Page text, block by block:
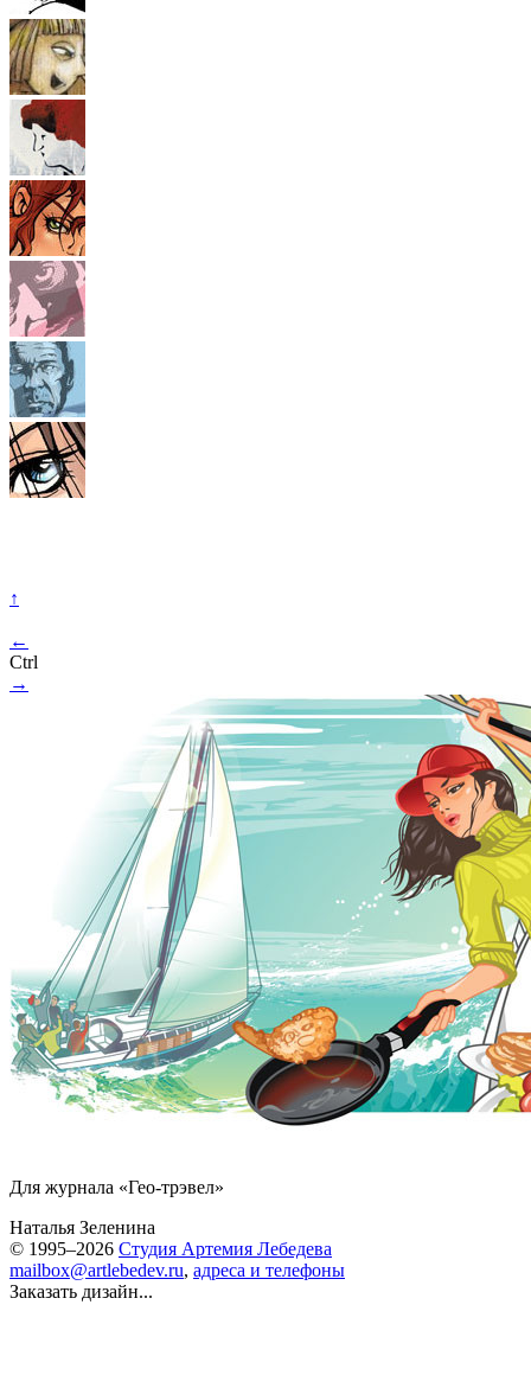
↑
←
Ctrl
→
Для журнала «Гео-трэвел»
Наталья Зеленина
© 1995–2026 Студия Артемия Лебедева
mailbox@artlebedev.ru, адреса и телефоны
Заказать дизайн...